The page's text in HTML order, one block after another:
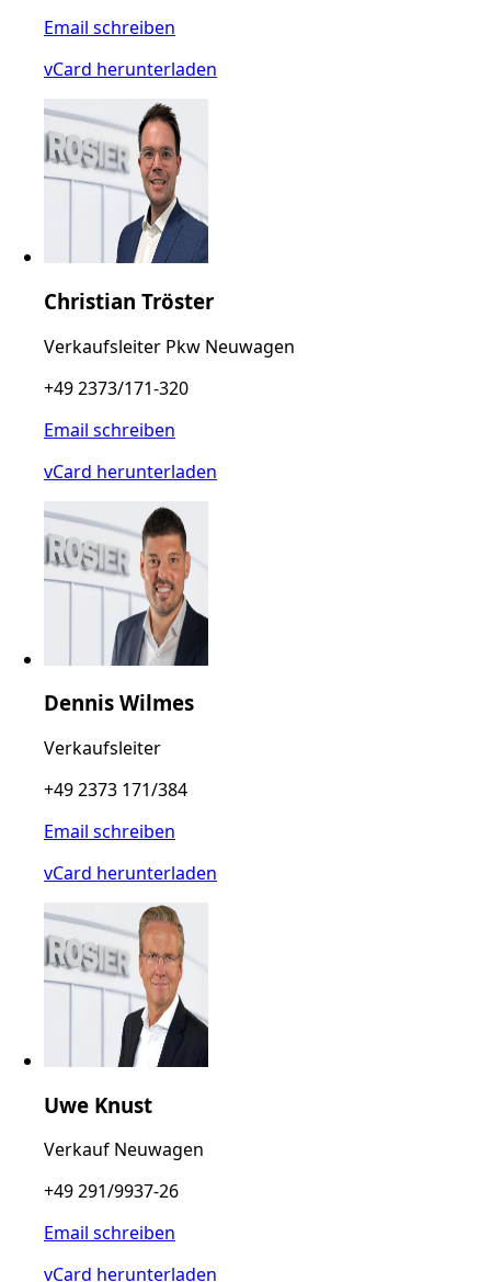
Email schreiben
vCard herunterladen
Christian Tröster
Verkaufsleiter Pkw Neuwagen
+49 2373/171-320
Email schreiben
vCard herunterladen
Dennis Wilmes
Verkaufsleiter
+49 2373 171/384
Email schreiben
vCard herunterladen
Uwe Knust
Verkauf Neuwagen
+49 291/9937-26
Email schreiben
vCard herunterladen